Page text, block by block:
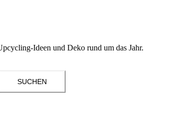
Ideen und Deko rund um das Jahr.